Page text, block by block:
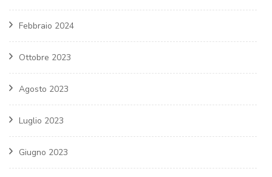
Febbraio 2024
Ottobre 2023
Agosto 2023
Luglio 2023
Giugno 2023